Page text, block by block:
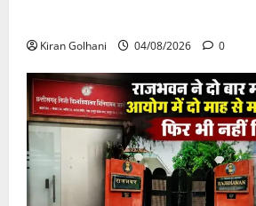
Kiran Golhani 04/08/2026 0